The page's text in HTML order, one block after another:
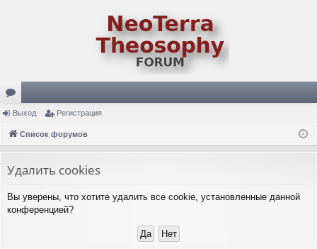
ор
ум
Выход Регистрация
Список форумов
Удалить cookies
Вы уверены, что хотите удалить все cookie, установленные данной
конференцией?